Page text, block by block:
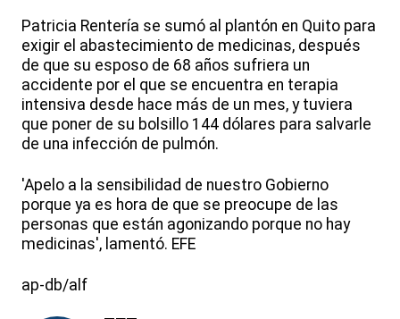
Patricia Rentería se sumó al plantón en Quito para
exigir el abastecimiento de medicinas, después
de que su esposo de 68 años sufriera un
accidente por el que se encuentra en terapia
intensiva desde hace más de un mes, y tuviera
que poner de su bolsillo 144 dólares para salvarle
de una infección de pulmón.
'Apelo a la sensibilidad de nuestro Gobierno
porque ya es hora de que se preocupe de las
personas que están agonizando porque no hay
medicinas', lamentó. EFE
ap-db/alf